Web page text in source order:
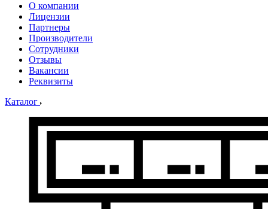
О компании
Лицензии
Партнеры
Производители
Сотрудники
Отзывы
Вакансии
Реквизиты
Каталог